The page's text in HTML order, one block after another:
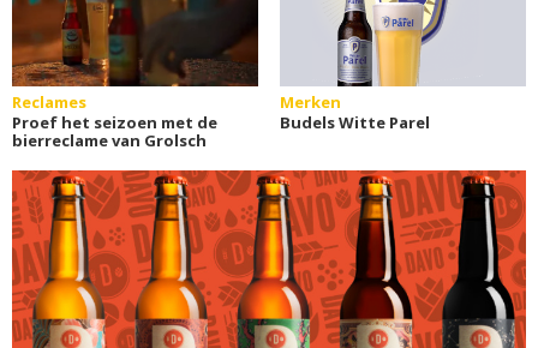
Reclames
Proef het seizoen met de
bierreclame van Grolsch
Merken
Budels Witte Parel